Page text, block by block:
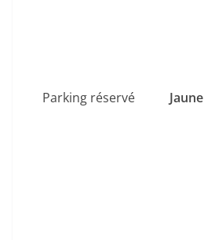
Parking réservé
Jaune